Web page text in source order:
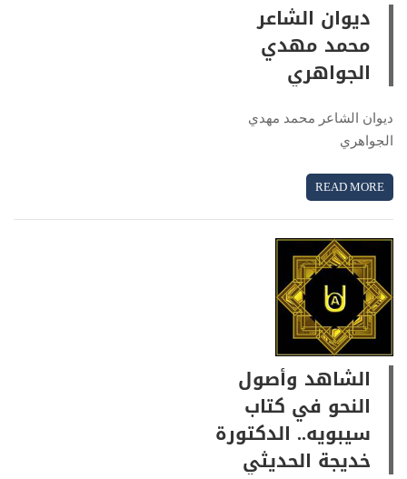
ديوان الشاعر
محمد مهدي
الجواهري
ديوان الشاعر محمد مهدي
الجواهري
READ MORE
الشاهد وأصول
النحو في كتاب
سيبويه.. الدكتورة
خديجة الحديثي